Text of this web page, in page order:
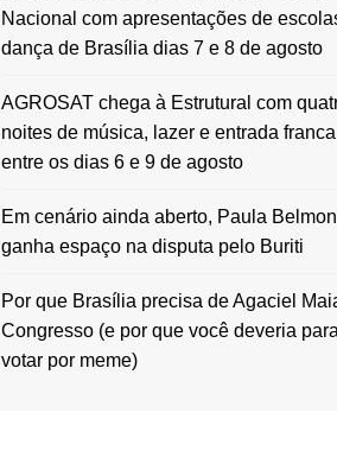
Nacional com apresentações de
dança de Brasília dias 7 e 8 de agosto
AGROSAT chega à Estrutural com
noites de música, lazer e entrada franca
entre os dias 6 e 9 de agosto
Em cenário ainda aberto, Paula
ganha espaço na disputa pelo Buriti
Por que Brasília precisa de Agaciel
Congresso (e por que você deveria
votar por meme)